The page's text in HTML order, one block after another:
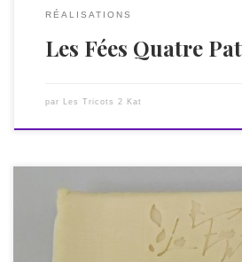
RÉALISATIONS
Les Fées Quatre
par Les Tricots 2 Kat
Les Fées d’Alep est un savon
qualité exceptionnelle, il allie l’huile